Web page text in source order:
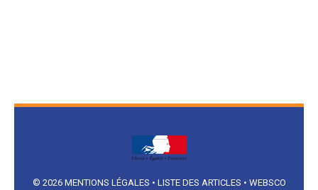
© 2026 MENTIONS LÉGALES • LISTE DES ARTICLES • WEBSCO